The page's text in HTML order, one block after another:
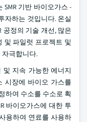
기반 바이오가스 -
자하는 것입니다. 온실
공정의 기술 개선, 많은
및 파일럿 프로젝트 및
자극합니다.
지속 가능한 에너지
시장에 바이오 가스를
하여 수소를 수소로 획
바이오가스에 대한 투
용하여 연료를 사용하